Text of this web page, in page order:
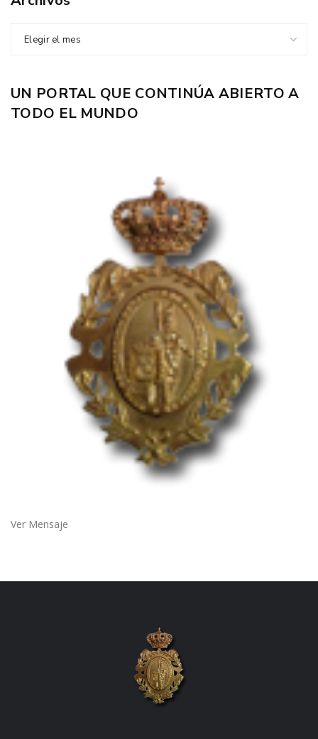
Elegir el mes
UN PORTAL QUE CONTINÚA ABIERTO A
TODO EL MUNDO
Ver Mensaje